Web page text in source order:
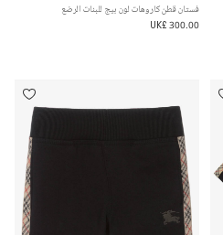
فستان قطن كاروهات لون بيج للبنات الرضع
UK£ 300.00